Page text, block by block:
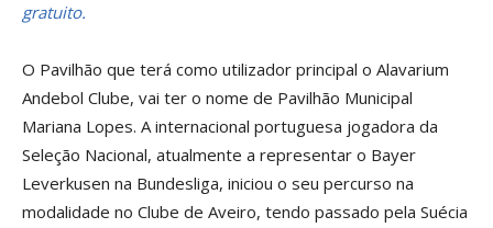
gratuito.
O Pavilhão que terá como utilizador principal o Alavarium
Andebol Clube, vai ter o nome de Pavilhão Municipal
Mariana Lopes. A internacional portuguesa jogadora da
Seleção Nacional, atualmente a representar o Bayer
Leverkusen na Bundesliga, iniciou o seu percurso na
modalidade no Clube de Aveiro, tendo passado pela Suécia